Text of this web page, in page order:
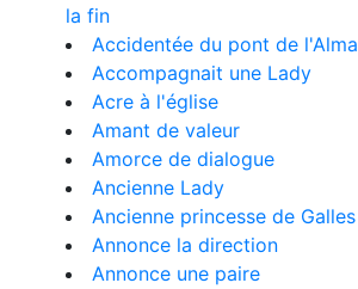
la fin
Accidentée du pont de l'Alma
Accompagnait une Lady
Acre à l'église
Amant de valeur
Amorce de dialogue
Ancienne Lady
Ancienne princesse de Galles
Annonce la direction
Annonce une paire